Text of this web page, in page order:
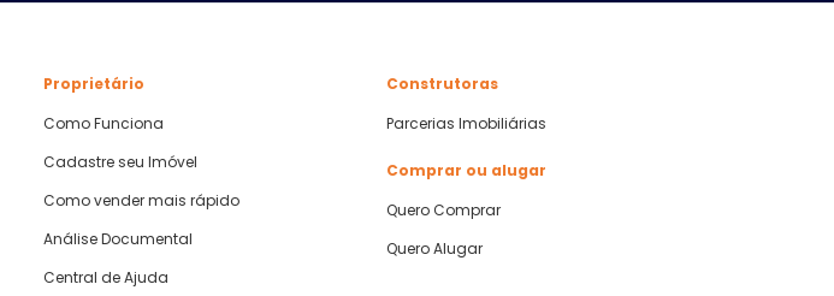
Proprietário
Como Funciona
Cadastre seu Imóvel
Como vender mais rápido
Análise Documental
Central de Ajuda
Construtoras
Parcerias Imobiliárias
Comprar ou alugar
Quero Comprar
Quero Alugar